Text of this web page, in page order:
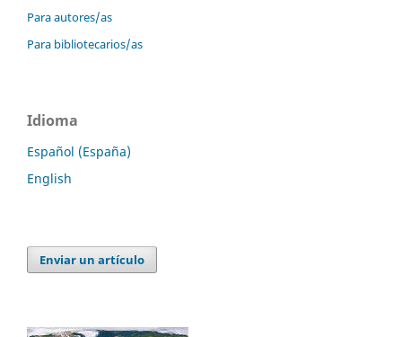
Para autores/as
Para bibliotecarios/as
Idioma
Español (España)
English
Enviar un artículo